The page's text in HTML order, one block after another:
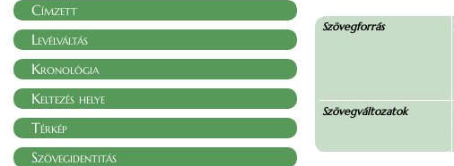
Címzett
Levélváltás
Kronológia
Keltezés helye
Térkép
Szövegidentitás
Szövegforrás
Szövegváltozatok